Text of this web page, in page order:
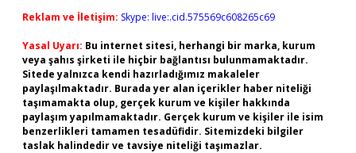
Reklam ve İletişim: Skype: live:.cid.575569c608265c69
Yasal Uyarı: Bu internet sitesi, herhangi bir marka, kurum
veya şahıs şirketi ile hiçbir bağlantısı bulunmamaktadır.
Sitede yalnızca kendi hazırladığımız makaleler
paylaşılmaktadır. Burada yer alan içerikler haber niteliği
taşımamakta olup, gerçek kurum ve kişiler hakkında
paylaşım yapılmamaktadır. Gerçek kurum ve kişiler ile isim
benzerlikleri tamamen tesadüfidir. Sitemizdeki bilgiler
taslak halindedir ve tavsiye niteliği taşımazlar.